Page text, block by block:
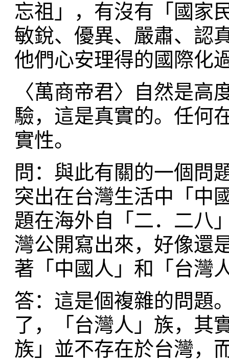
忘祖」，有沒有「國家
敏銳、優異、嚴肅、認
他們心安理得的國際化
〈萬商帝君〉自然是
驗，這是真實的。任何
實性。
問：與此有關的一個問
突出在台灣生活中「中
題在海外自「二．二八
灣公開寫出來，好像還
著「中國人」和「台灣
答：這是個複雜的問題
了，「台灣人」族，其
族」並不存在於台灣，